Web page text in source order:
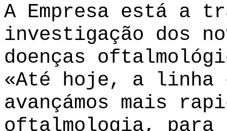
A Empresa está a
investigação dos
doenças
«Até hoje, a linha
avançámos mais
oftalmologia, para